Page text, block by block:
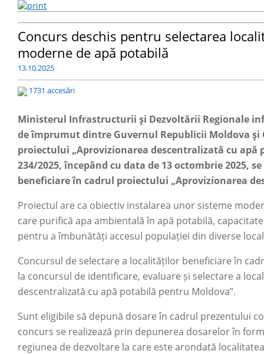
Concurs deschis pentru selectarea
moderne de apă potabilă
13.10.2025
1731 accesări
Ministerul Infrastructurii şi Dezvoltării Regionale
de împrumut dintre Guvernul Republicii Moldova
proiectului „Aprovizionarea descentralizată cu
234/2025, începând cu data de 13 octombrie 2025,
beneficiare în cadrul proiectului „Aprovizionarea
Proiectul are ca obiectiv instalarea unor sisteme
care purifică apa ambientală în apă potabilă,
pentru a îmbunătăți accesul populației din diverse
Concursul de selectare a localităților beneficiare în
la concursul de identificare, evaluare și selectare a
descentralizată cu apă potabilă pentru Moldova”.
Sunt eligibile să depună dosare în cadrul prezentului
concurs se realizează prin depunerea dosarelor în
regiunea de dezvoltare la care este arondată